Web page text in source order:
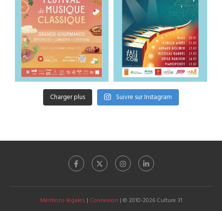
Charger plus Suivre sur Instagram
Mentions légales | Connexion | © 2010-2026 Culture 31